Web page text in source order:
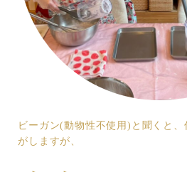
ビーガン(動物性不使用)と聞くと
がしますが、